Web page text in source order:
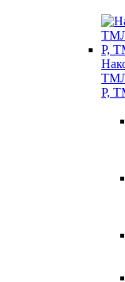
Р,